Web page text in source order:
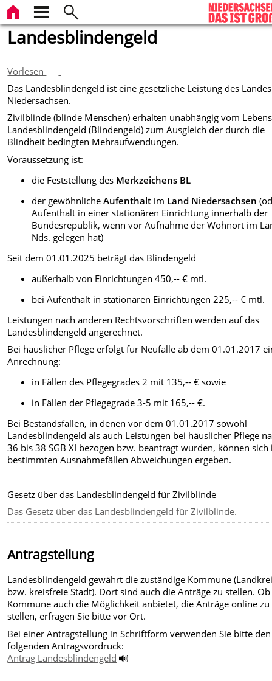
Landesblindengeld
Vorlesen
Das Landesblindengeld ist eine gesetzliche Leistung des Landes
Niedersachsen.
Zivilblinde (blinde Menschen) erhalten unabhängig vom
Landesblindengeld (Blindengeld) zum Ausgleich der durch die
Blindheit bedingten Mehraufwendungen.
Voraussetzung ist:
die Feststellung des Merkzeichens BL
der gewöhnlicheAufenthalt im Land Niedersachsen
Aufenthalt in einer stationären Einrichtung innerhalb der
Bundesrepublik, wenn vor Aufnahme der Wohnort im
Nds. gelegen hat)
Seit dem 01.01.2025 beträgt das Blindengeld
außerhalb von Einrichtungen 450,-- € mtl.
bei Aufenthalt in stationären Einrichtungen 225,-- € mtl.
Leistungen nach anderen Rechtsvorschriften werden auf das
Landesblindengeld angerechnet.
Bei häuslicher Pflege erfolgt für Neufälle ab dem 01.01.2017
Anrechnung:
in Fällen des Pflegegrades 2 mit 135,-- € sowie
in Fällen der Pflegegrade 3-5 mit 165,-- €.
Bei Bestandsfällen, in denen vor dem 01.01.2017 sowohl
Landesblindengeld als auch Leistungen bei häuslicher Pflege
36 bis 38 SGB XI bezogen bzw. beantragt wurden, können sich
bestimmten Ausnahmefällen Abweichungen ergeben.
Gesetz über das Landesblindengeld für Zivilblinde
Das Gesetz über das Landesblindengeld für Zivilblinde.
Antragstellung
Landesblindengeld gewährt die zuständige Kommune
bzw. kreisfreie Stadt). Dort sind auch die Anträge zu stellen.
Kommune auch die Möglichkeit anbietet, die Anträge online zu
stellen, erfragen Sie bitte vor Ort.
Bei einer Antragstellung in Schriftform verwenden Sie bitte den
folgenden Antragsvordruck:
Antrag Landesblindengeld